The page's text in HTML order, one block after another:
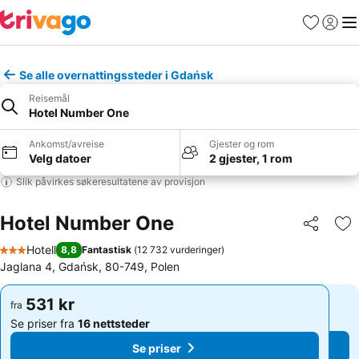
Favoritter
Logg
Se alle overnattingssteder i Gdańsk
Reisemål
Hotel Number One
Ankomst/avreise
Velg datoer
Gjester og rom
2 gjester, 1 rom
Slik påvirkes søkeresultatene av provisjon
Hotel Number One Del
3 Stjerner
Hotell 8,8 Fantastisk (12 732 vurderinger)
Jaglana 4, Gdańsk, 80-749, Polen
fra 531 kr
Se priser fra 16 nettsteder
Se priser
fra 531 kr
Se priser fra 16 nettsteder
Se priser